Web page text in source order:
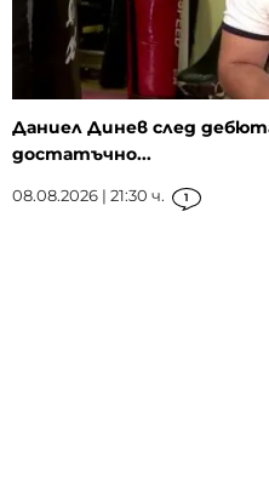
Даниел Динев след
достатъчно...
08.08.2026 | 21:30 ч. 1